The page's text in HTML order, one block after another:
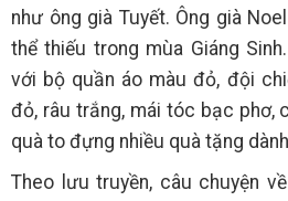
như ông già Tuyết. Ông già
thể thiếu trong mùa Giáng
với bộ quần áo màu đỏ, đội
đỏ, râu trắng, mái tóc bạc phơ,
quà to đựng nhiều quà tặng
Theo lưu truyền, câu chuyện